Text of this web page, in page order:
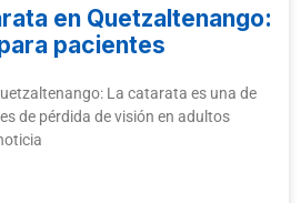
en Quetzaltenango:
pacientes
La catarata es una de
de pérdida de visión en adultos